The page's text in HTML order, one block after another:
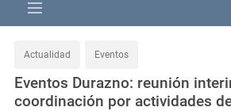
Actualidad Eventos
Eventos Durazno: reunión
coordinación por actividades